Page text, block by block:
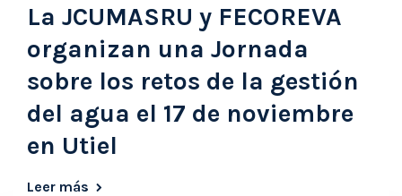
La JCUMASRU y FECOREVA
organizan una Jornada
sobre los retos de la gestión
del agua el 17 de noviembre
en Utiel
Leer más